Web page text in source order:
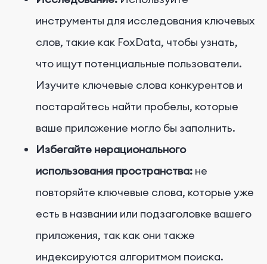
инструменты для исследования ключевых
слов, такие как FoxData, чтобы узнать,
что ищут потенциальные пользователи.
Изучите ключевые слова конкурентов и
постарайтесь найти пробелы, которые
ваше приложение могло бы заполнить.
Избегайте нерационального
использования пространства: не
повторяйте ключевые слова, которые уже
есть в названии или подзаголовке вашего
приложения, так как они также
индексируются алгоритмом поиска.